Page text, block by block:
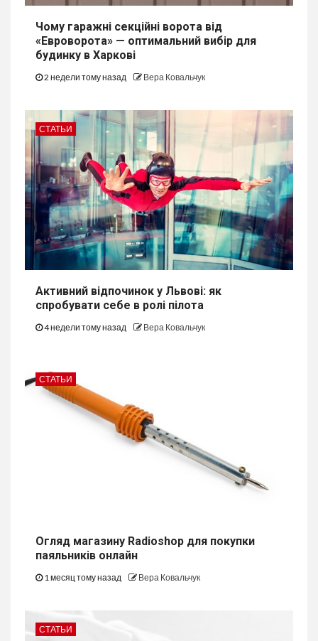
Чому гаражні секційні ворота від
«Евроворота» — оптимальний вибір для
будинку в Харкові
2 недели тому назад Вера Ковальчук
СТАТЬИ
Активний відпочинок у Львові: як
спробувати себе в ролі пілота
4 недели тому назад Вера Ковальчук
СТАТЬИ
Огляд магазину Radioshop для покупки
паяльників онлайн
1 месяц тому назад Вера Ковальчук
СТАТЬИ